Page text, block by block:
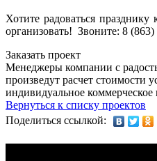
Хотите радоваться
организовать! Звоните: 8
Заказать проект
Менеджеры компании с
произведут расчет стоимости
индивидуальное
Вернуться к списку проектов
Поделиться ссылкой: